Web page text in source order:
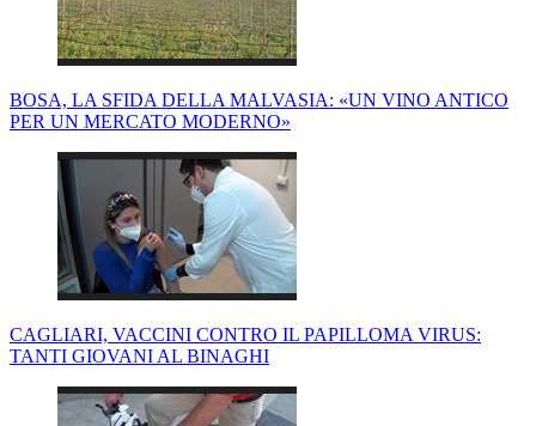
BOSA, LA SFIDA DELLA MALVASIA: «UN VINO ANTICO
PER UN MERCATO MODERNO»
CAGLIARI, VACCINI CONTRO IL PAPILLOMA VIRUS:
TANTI GIOVANI AL BINAGHI